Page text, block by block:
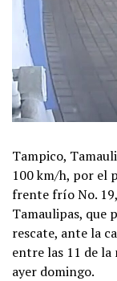
Tampico,
100 km/h, por el
frente frío No.
Tamaulipas, que
rescate, ante la
entre las 11 de la
ayer domingo.